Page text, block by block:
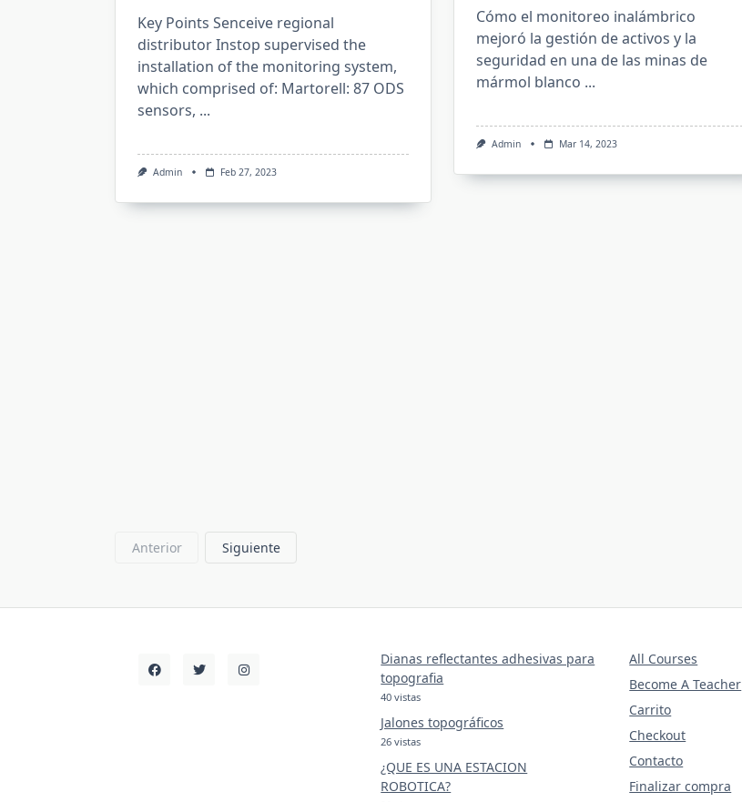
Cómo el monitoreo inalámbrico
mejoró la gestión de activos y la
seguridad en una de las minas de
mármol blanco ...
Admin Mar 14, 2023
Key Points Senceive regional
distributor Instop supervised the
installation of the monitoring system,
which comprised of: Martorell: 87 ODS
sensors, ...
Admin Feb 27, 2023
Anterior Siguiente
Dianas reflectantes adhesivas para
topografia
40 vistas
Jalones topográficos
26 vistas
¿QUE ES UNA ESTACION
ROBOTICA?
All Courses
Become A Teacher
Carrito
Checkout
Contacto
Finalizar compra